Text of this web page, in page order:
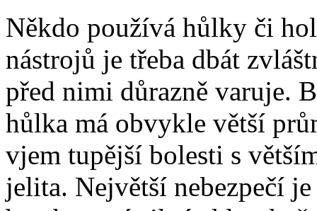
Někdo používá hůlky či
nástrojů je třeba dbát
před nimi důrazně varuje.
hůlka má obvykle větší
vjem tupější bolesti s
jelita. Největší nebezpečí